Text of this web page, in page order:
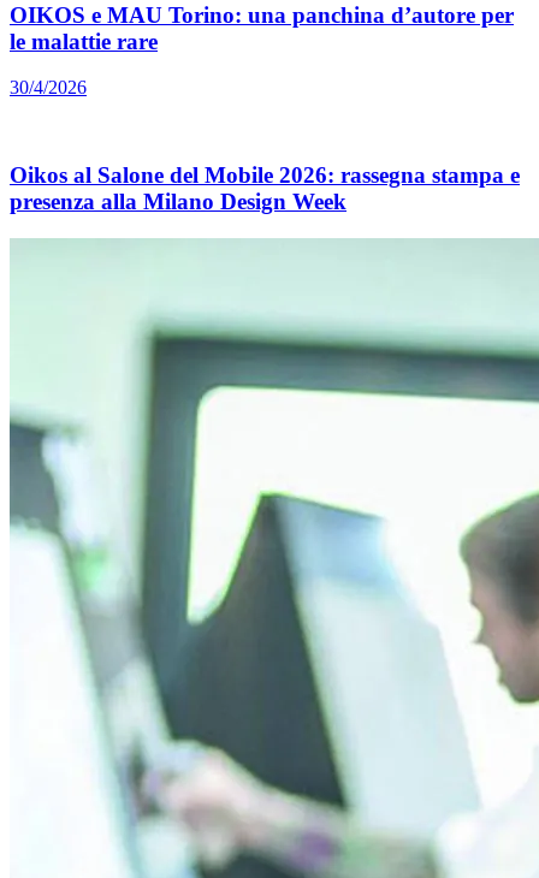
OIKOS e MAU Torino: una panchina d’autore per
le malattie rare
30/4/2026
Oikos al Salone del Mobile 2026: rassegna stampa e
presenza alla Milano Design Week